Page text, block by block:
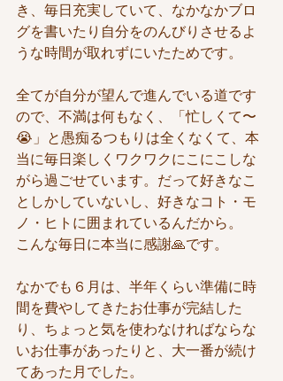
き、毎日充実していて、なかなかブロ
グを書いたり自分をのんびりさせるよ
うな時間が取れずにいたためです。
全てが自分が望んで進んでいる道です
ので、不満は何もなく、「忙しくて〜
😭」と愚痴るつもりは全くなくて、本
当に毎日楽しくワクワクにこにこしな
がら過ごせています。だって好きなこ
としかしていないし、好きなコト・モ
ノ・ヒトに囲まれているんだから。
こんな毎日に本当に感謝🙏です。
なかでも６月は、半年くらい準備に時
間を費やしてきたお仕事が完結した
り、ちょっと気を使わなければならな
いお仕事があったりと、大一番が続け
てあった月でした。